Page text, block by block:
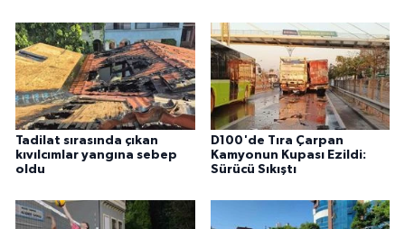
Tadilat sırasında çıkan
kıvılcımlar yangına sebep
oldu
D100'de Tıra Çarpan
Kamyonun Kupası Ezildi:
Sürücü Sıkıştı